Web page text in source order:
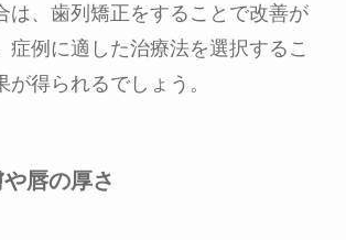
は、歯列矯正をすることで改善が
症例に適した治療法を選択するこ
が得られるでしょう。
唇の厚さ